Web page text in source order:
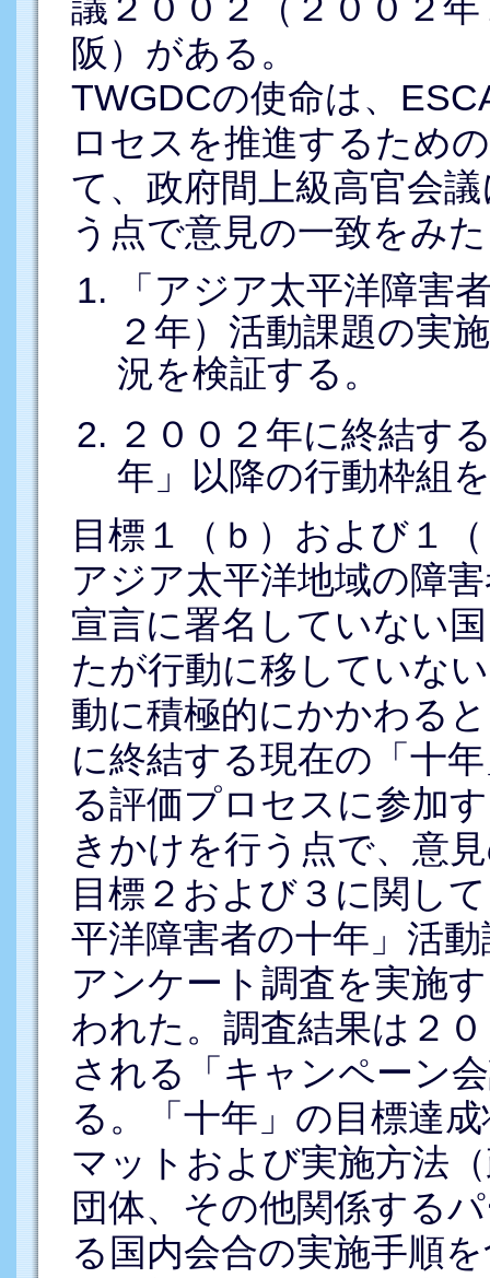
阪）がある。
TWGDCの使命は、
ロセスを推進するため
て、政府間上級高官会
う点で意見の一致をみ
「アジア太平洋障害
２年）活動課題の実
況を検証する。
２００２年に終結す
年」以降の行動枠組
目標１（ｂ）および１
アジア太平洋地域の障
宣言に署名していない
たが行動に移していな
動に積極的にかかわる
に終結する現在の「十
る評価プロセスに参加
きかけを行う点で、意
目標２および３に関し
平洋障害者の十年」活
アンケート調査を実施
われた。調査結果は２
される「キャンペーン
る。「十年」の目標達
マットおよび実施方法
団体、その他関係する
る国内会合の実施手順